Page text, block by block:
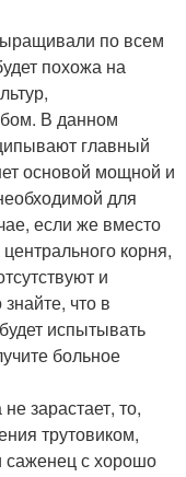
по всем
похожа на
В данном
главный
основой мощной и
для
если же вместо
корня,
и
что в
испытывать
больное
зарастает, то,
трутовиком,
саженец с хорошо